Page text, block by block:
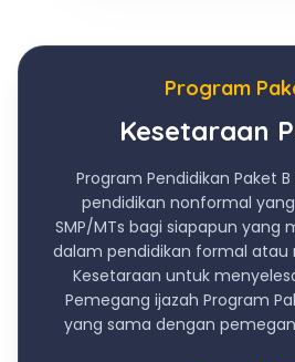
Program
Kesetaraan
Program Pendidikan Paket
pendidikan nonformal
SMP/MTs bagi siapapun yang
dalam pendidikan formal atau
Kesetaraan untuk
Pemegang ijazah Program
yang sama dengan